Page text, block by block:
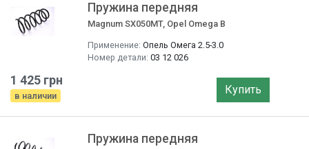
Пружина передняя
Magnum SX050MT, Opel Omega B
Применение: Опель Омега 2.5-3.0
Номер детали: 03 12 026
1 425 грн
в наличии Купить
Пружина передняя